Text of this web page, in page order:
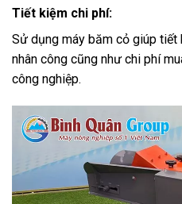
Tiết kiệm chi phí:
Sử dụng máy băm cỏ giúp tiết
nhân công cũng như chi phí
công nghiệp.